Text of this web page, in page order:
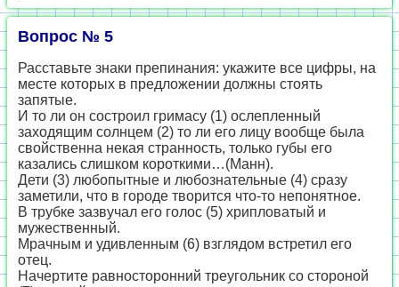
Вопрос № 5
Расставьте знаки препинания: укажите все цифры, на
месте которых в предложении должны стоять
запятые.
И то ли он состроил гримасу (1) ослепленный
заходящим солнцем (2) то ли его лицу вообще была
свойственна некая странность, только губы его
казались слишком короткими…(Манн).
Дети (3) любопытные и любознательные (4) сразу
заметили, что в городе творится что-то непонятное.
В трубке зазвучал его голос (5) хрипловатый и
мужественный.
Мрачным и удивленным (6) взглядом встретил его
отец.
Начертите равносторонний треугольник со стороной